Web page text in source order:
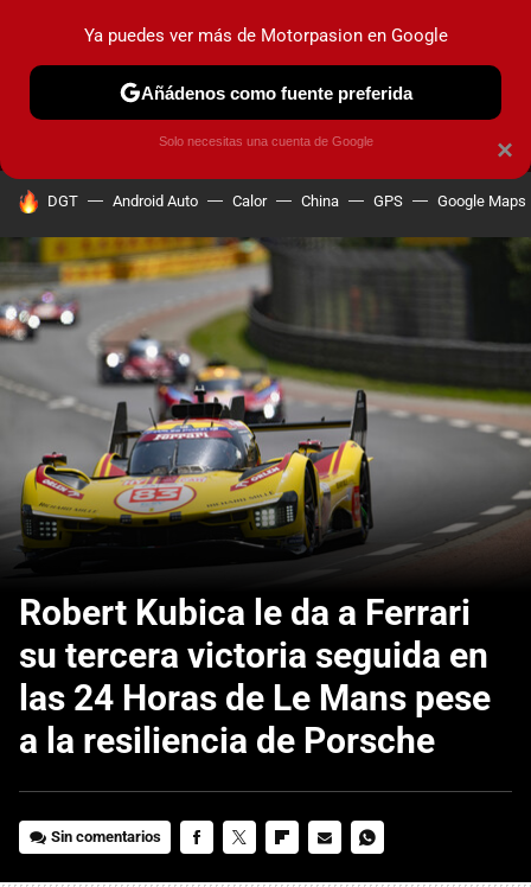
MENÚ NUEVO
COCHES ELÉCTRICOS OBSERVATORIO
HOY SE HABLA DE
DGT Android Auto Calor China GPS Google Maps
Robert Kubica le da a Ferrari
su tercera victoria seguida en
las 24 Horas de Le Mans pese
a la resiliencia de Porsche
Sin comentarios
×
Ya puedes ver más de Motorpasion en Google
Añádenos como fuente preferida
Solo necesitas una cuenta de Google